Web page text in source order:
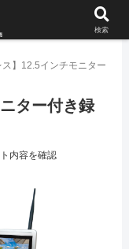
ス】12.5インチモニター
ター付き録
内容を確認
検索